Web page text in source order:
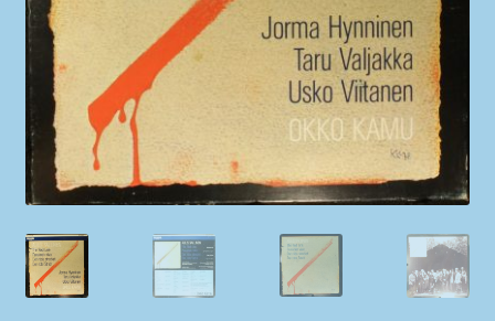
My account
Newsletter
Payment Methods
Review Authenticity
Shipping Methods